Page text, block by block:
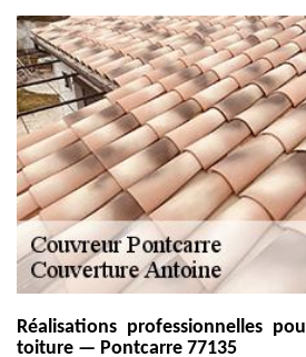
Réalisations professionnelles
toiture — Pontcarre 77135